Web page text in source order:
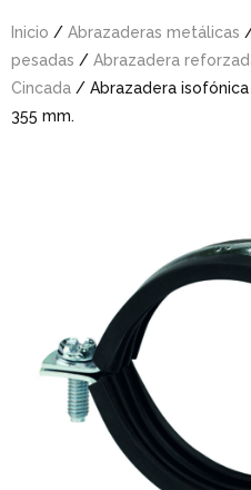
Inicio / Abrazaderas metálicas
pesadas / Abrazadera
Cincada / Abrazadera isofónica
355 mm.